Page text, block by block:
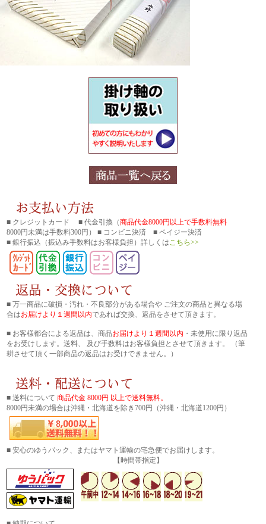
■ クレジットカード ■ 代金引換（商品代金8000円以上で手数料無料
8000円未満は手数料300円） ■ コンビニ決済 ■ ペイジー決済
■ 銀行振込 （振込み手数料はお客様負担）詳しくはこちら>>
■ 万一商品に破損・汚れ・不良部分がある場合や ご注文の商品と異なる場
合はお届けより１週間以内であれば交換、返品をさせて頂きます。
■ お客様都合による返品は、商品お届けより１週間以内 ・未使用に限り返品
をお受けします。送料、 及び手数料はお客様負担とさせて頂きます。 （筆
耕させて頂く一部商品の返品はお受けできません。）
■ 送料について 商品代金 8000円 以上で送料無料。
8000円未満の場合は沖縄・北海道を除き700円（沖縄・北海道1200円）
■ 安心のゆうパック、またはヤマト運輸の宅急便でお届けします。
【時間帯指定】